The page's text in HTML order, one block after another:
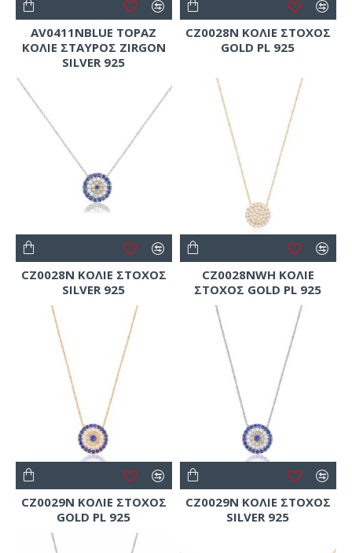
AV0411NBLUE TOPAZ
ΚΟΛΙΕ ΣΤΑΥΡΟΣ ZIRGON
SILVER 925
CZ0028N ΚΟΛΙΕ ΣΤΟΧΟΣ
GOLD PL 925
CZ0028N ΚΟΛΙΕ ΣΤΟΧΟΣ
SILVER 925
CZ0028NWH ΚΟΛΙΕ
ΣΤΟΧΟΣ GOLD PL 925
CZ0029N ΚΟΛΙΕ ΣΤΟΧΟΣ
GOLD PL 925
CZ0029N ΚΟΛΙΕ ΣΤΟΧΟΣ
SILVER 925